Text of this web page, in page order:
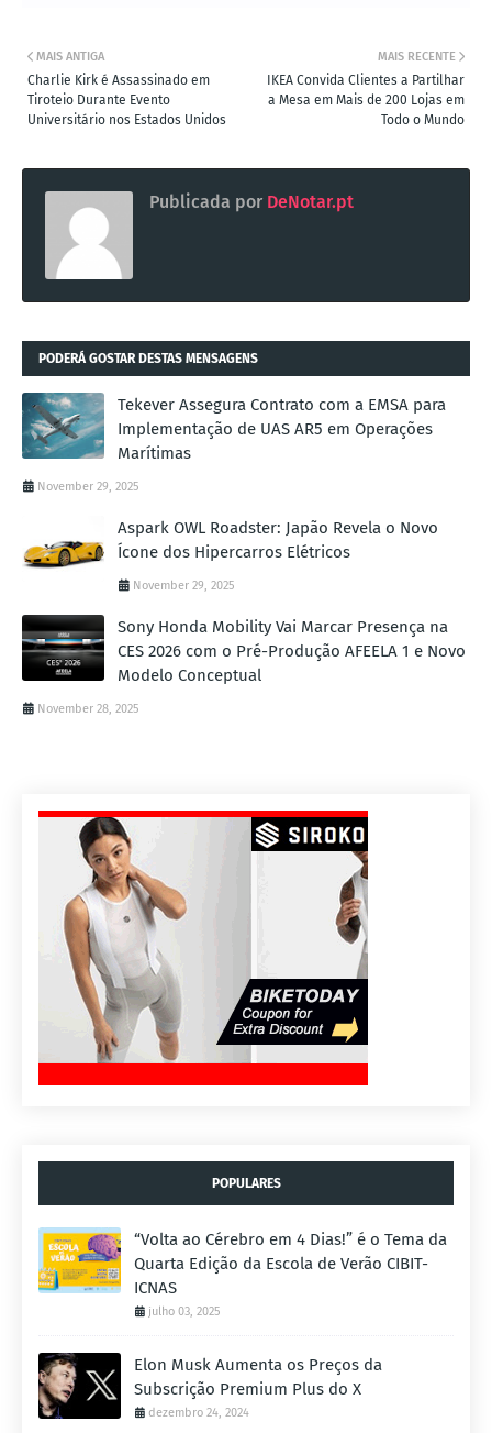
MAIS RECENTE
IKEA Convida Clientes a Partilhar
a Mesa em Mais de 200 Lojas em
Todo o Mundo
MAIS ANTIGA
Charlie Kirk é Assassinado em
Tiroteio Durante Evento
Universitário nos Estados Unidos
Publicada por DeNotar.pt
PODERÁ GOSTAR DESTAS MENSAGENS
Tekever Assegura Contrato com a EMSA para
Implementação de UAS AR5 em Operações
Marítimas
November 29, 2025
Aspark OWL Roadster: Japão Revela o Novo
Ícone dos Hipercarros Elétricos
November 29, 2025
Sony Honda Mobility Vai Marcar Presença na
CES 2026 com o Pré-Produção AFEELA 1 e Novo
Modelo Conceptual
November 28, 2025
POPULARES
“Volta ao Cérebro em 4 Dias!” é o Tema da
Quarta Edição da Escola de Verão CIBIT-
ICNAS
julho 03, 2025
Elon Musk Aumenta os Preços da
Subscrição Premium Plus do X
dezembro 24, 2024